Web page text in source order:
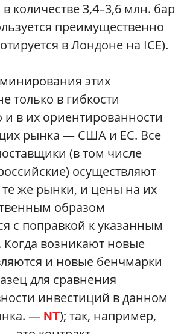
количестве 3,4–3,6 млн. бар
преимущественно
в Лондоне на ICE).
этих
только в гибкости
и в их ориентированности
рынка — США и ЕС. Все
(в том числе
осуществляют
те же рынки, и цены на их
образом
с поправкой к указанным
Когда возникают новые
и новые бенчмарки
для сравнения
инвестиций в данном
— NT); так, например,